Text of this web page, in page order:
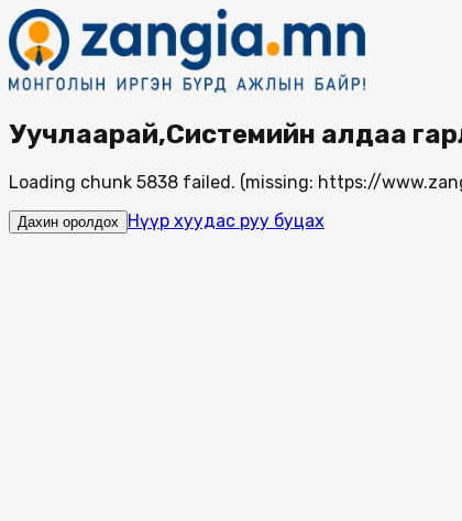
Уучлаарай,Системийн алдаа
Loading chunk 5838 failed. (missing: https://
Дахин оролдох Нүүр хуудас руу буцах